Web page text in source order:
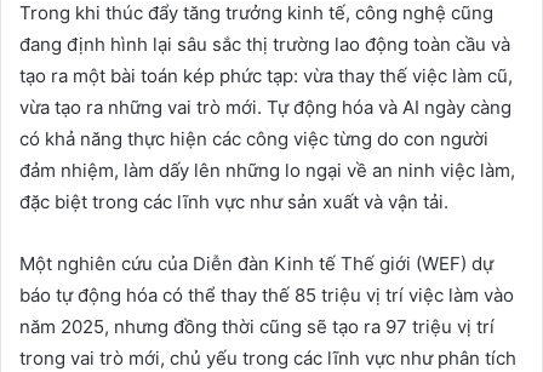
Trong khi thúc đẩy tăng trưởng kinh tế, công nghệ cũng
đang định hình lại sâu sắc thị trường lao động toàn cầu và
tạo ra một bài toán kép phức tạp: vừa thay thế việc làm cũ,
vừa tạo ra những vai trò mới. Tự động hóa và AI ngày càng
có khả năng thực hiện các công việc từng do con người
đảm nhiệm, làm dấy lên những lo ngại về an ninh việc làm,
đặc biệt trong các lĩnh vực như sản xuất và vận tải.
Một nghiên cứu của Diễn đàn Kinh tế Thế giới (WEF) dự
báo tự động hóa có thể thay thế 85 triệu vị trí việc làm vào
năm 2025, nhưng đồng thời cũng sẽ tạo ra 97 triệu vị trí
trong vai trò mới, chủ yếu trong các lĩnh vực như phân tích